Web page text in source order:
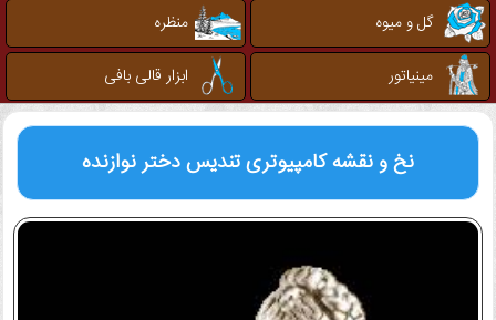
گل و میوه
منظره
مینیاتور
ابزار قالی بافی
نخ و نقشه کامپیوتریتندیس دختر نوازنده